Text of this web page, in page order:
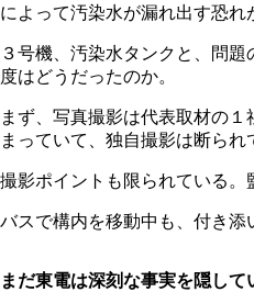
によって汚染水が漏れ出す恐れ
３号機、汚染水タンクと、問
度はどうだったのか。
まず、写真撮影は代表取材の
まっていて、独自撮影は断られ
撮影ポイントも限られている。
バスで構内を移動中も、付き添
まだ東電は深刻な事実を隠し